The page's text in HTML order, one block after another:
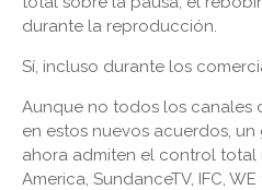
durante la reproducción.
Sí, incluso durante los
Aunque no todos los canales
en estos nuevos acuerdos,
ahora admiten el control total
America, SundanceTV, IFC, WE